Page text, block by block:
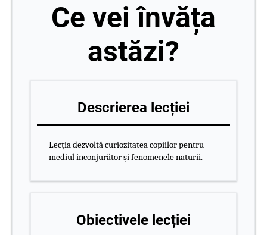
Ce vei învăța
astăzi?
Descrierea lecției
Lecția dezvoltă curiozitatea copiilor pentru
mediul înconjurător și fenomenele naturii.
Obiectivele lecției